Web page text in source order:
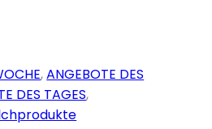
,ANGEBOTE DES
DES TAGES,